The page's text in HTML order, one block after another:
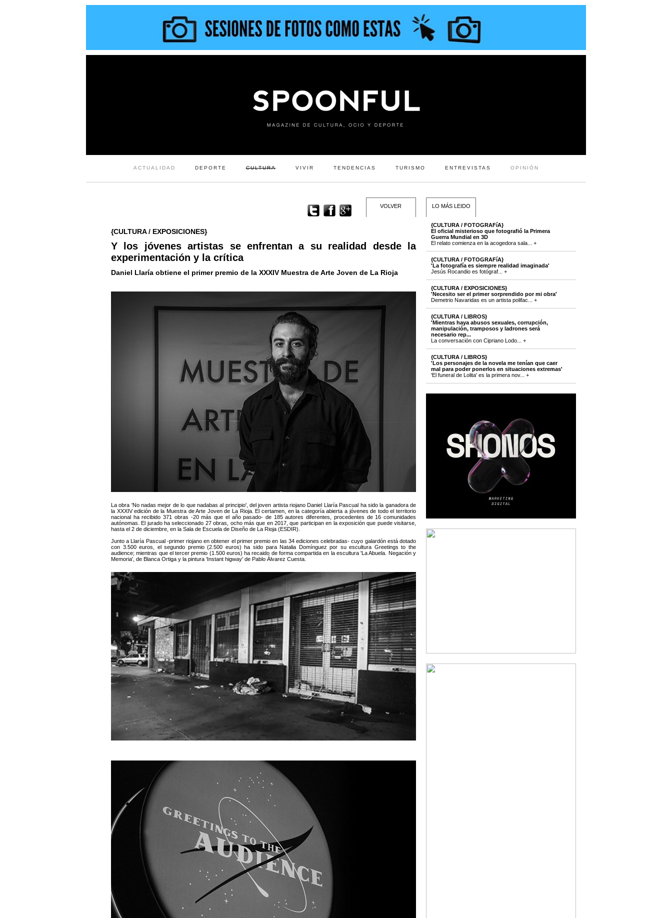
ACTUALIDAD DEPORTE CULTURA VIVIR TENDENCIAS TURISMO ENTREVISTAS OPINIÓN
VOLVER
{CULTURA / EXPOSICIONES}
Y los jóvenes artistas se enfrentan a su realidad desde la
experimentación y la crítica
Daniel Llaría obtiene el primer premio de la XXXIV Muestra de Arte Joven de La Rioja
La obra 'No nadas mejor de lo que nadabas al principio', del joven artista riojano Daniel Llaría Pascual ha sido la ganadora de
la XXXIV edición de la Muestra de Arte Joven de La Rioja. El certamen, en la categoría abierta a jóvenes de todo el territorio
nacional ha recibido 371 obras -20 más que el año pasado- de 185 autores diferentes, procedentes de 16 comunidades
autónomas. El jurado ha seleccionado 27 obras, ocho más que en 2017, que participan en la exposición que puede visitarse,
hasta el 2 de diciembre, en la Sala de Escuela de Diseño de La Rioja (ESDIR).
Junto a Llaría Pascual -primer riojano en obtener el primer premio en las 34 ediciones celebradas- cuyo galardón está dotado
con 3.500 euros, el segundo premio (2.500 euros) ha sido para Natalia Domínguez por su escultura Greetings to the
audience; mientras que el tercer premio (1.500 euros) ha recaido de forma compartida en la escultura 'La Abuela. Negación y
Memoria', de Blanca Ortiga y la pintura 'Instant higway' de Pablo Álvarez Cuesta.
LO MÁS LEIDO
{CULTURA / FOTOGRAFíA}
El oficial misterioso que fotografió la Primera
Guerra Mundial en 3D
El relato comienza en la acogedora sala... +
{CULTURA / FOTOGRAFíA}
'La fotografía es siempre realidad imaginada'
Jesús Rocandio es fotógraf... +
{CULTURA / EXPOSICIONES}
'Necesito ser el primer sorprendido por mi obra'
Demetrio Navaridas es un artista polifac... +
{CULTURA / LIBROS}
'Mientras haya abusos sexuales, corrupción,
manipulación, tramposos y ladrones será
necesario rep...
La conversación con Cipriano Lodo... +
{CULTURA / LIBROS}
'Los personajes de la novela me tenían que caer
mal para poder ponerlos en situaciones extremas'
'El funeral de Lolita' es la primera nov... +